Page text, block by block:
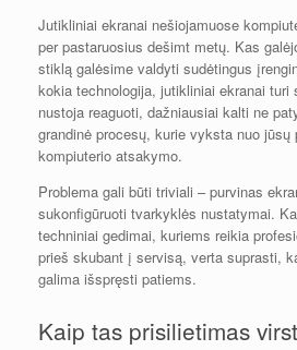
Jutikliniai ekranai nešiojamuose
per pastaruosius dešimt metų. Kas
stiklą galėsime valdyti sudėtingus
kokia technologija, jutikliniai ekranai turi
nustoja reaguoti, dažniausiai kalti ne
grandinė procesų, kurie vyksta nuo
kompiuterio atsakymo.
Problema gali būti triviali – purvinas
sukonfigūruoti tvarkyklės nustatymai.
techniniai gedimai, kuriems reikia
prieš skubant į servisą, verta suprasti,
galima išspręsti patiems.
Kaip tas prisilietimas